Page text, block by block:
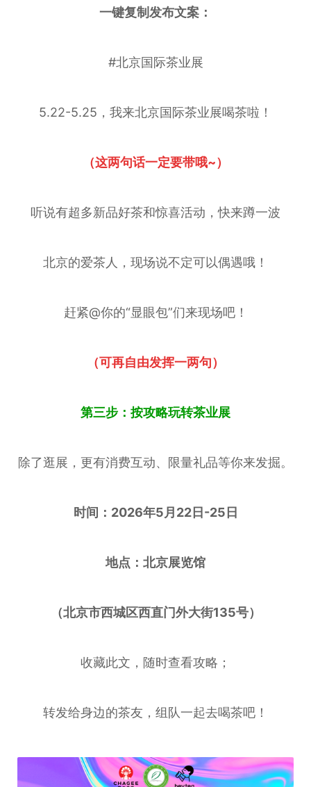
一键复制发布文案：
#北京国际茶业展
5.22-5.25，我来北京国际茶业展喝茶啦！
（这两句话一定要带哦~）
听说有超多新品好茶和惊喜活动，快来蹲一波
北京的爱茶人，现场说不定可以偶遇哦！
赶紧@你的“显眼包”们来现场吧！
（可再自由发挥一两句）
第三步：按攻略玩转茶业展
除了逛展，更有消费互动、限量礼品等你来发掘。
时间：2026年5月22日-25日
地点：北京展览馆
（北京市西城区西直门外大街135号）
收藏此文，随时查看攻略；
转发给身边的茶友，组队一起去喝茶吧！